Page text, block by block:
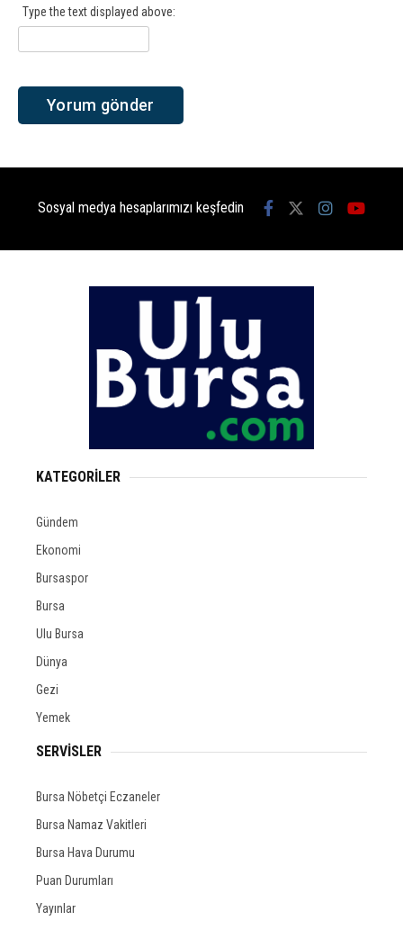
Type the text displayed above:
Sosyal medya hesaplarımızı keşfedin
KATEGORİLER
Gündem
Ekonomi
Bursaspor
Bursa
Ulu Bursa
Dünya
Gezi
Yemek
SERVİSLER
Bursa Nöbetçi Eczaneler
Bursa Namaz Vakitleri
Bursa Hava Durumu
Puan Durumları
Yayınlar